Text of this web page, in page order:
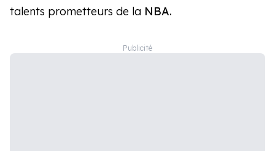
talents prometteurs de la NBA.